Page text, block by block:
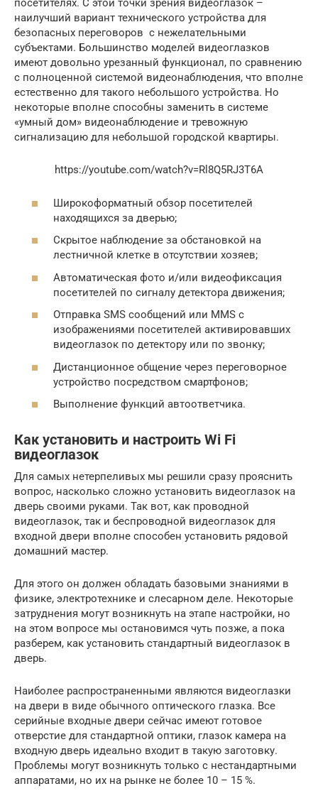
посетителях. С этой точки зрения видеоглазок –
наилучший вариант технического устройства для
безопасных переговоров с нежелательными
субъектами. Большинство моделей видеоглазков
имеют довольно урезанный функционал, по сравнению
с полноценной системой видеонаблюдения, что вполне
естественно для такого небольшого устройства. Но
некоторые вполне способны заменить в системе
«умный дом» видеонаблюдение и тревожную
сигнализацию для небольшой городской квартиры.
https://youtube.com/watch?v=Rl8Q5RJ3T6A
Широкоформатный обзор посетителей
находящихся за дверью;
Скрытое наблюдение за обстановкой на
лестничной клетке в отсутствии хозяев;
Автоматическая фото и/или видеофиксация
посетителей по сигналу детектора движения;
Отправка SMS сообщений или MMS с
изображениями посетителей активировавших
видеоглазок по детектору или по звонку;
Дистанционное общение через переговорное
устройство посредством смартфонов;
Выполнение функций автоответчика.
Как установить и настроить Wi Fi
видеоглазок
Для самых нетерпеливых мы решили сразу прояснить
вопрос, насколько сложно установить видеоглазок на
дверь своими руками. Так вот, как проводной
видеоглазок, так и беспроводной видеоглазок для
входной двери вполне способен установить рядовой
домашний мастер.
Для этого он должен обладать базовыми знаниями в
физике, электротехнике и слесарном деле. Некоторые
затруднения могут возникнуть на этапе настройки, но
на этом вопросе мы остановимся чуть позже, а пока
разберем, как установить стандартный видеоглазок в
дверь.
Наиболее распространенными являются видеоглазки
на двери в виде обычного оптического глазка. Все
серийные входные двери сейчас имеют готовое
отверстие для стандартной оптики, глазок камера на
входную дверь идеально входит в такую заготовку.
Проблемы могут возникнуть только с нестандартными
аппаратами, но их на рынке не более 10 – 15 %.